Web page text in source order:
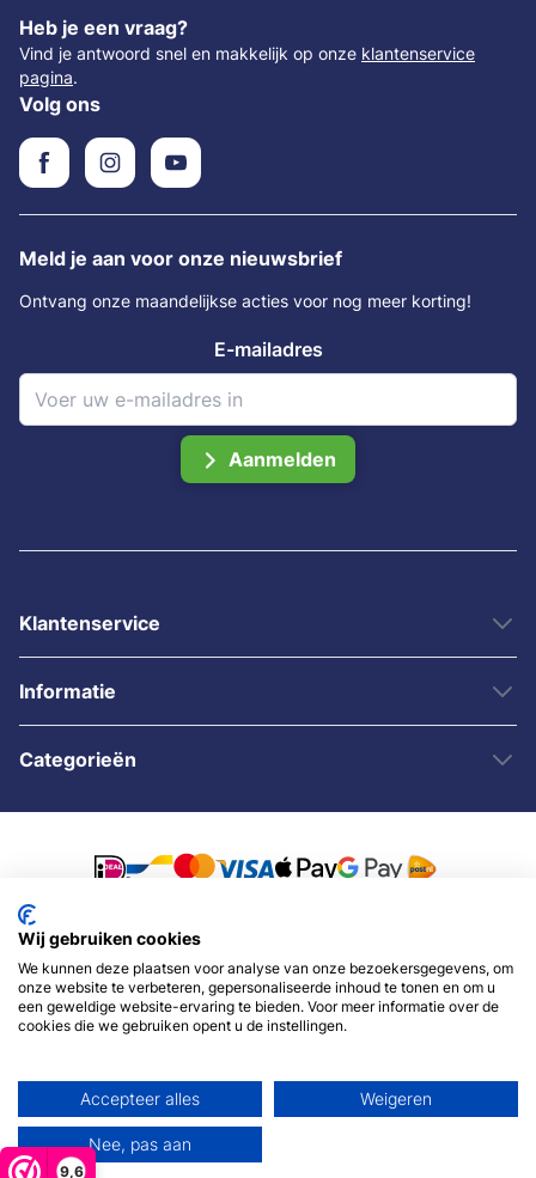
9,6
Heb je een vraag?
Vind je antwoord snel en makkelijk op onze klantenservice
pagina.
Volg ons
Meld je aan voor onze nieuwsbrief
Ontvang onze maandelijkse acties voor nog meer korting!
E-mailadres
Aanmelden
Klantenservice
Informatie
Categorieën
© 2007 - 2026 - Sybshop.nl
Wij gebruiken cookies
We kunnen deze plaatsen voor analyse van onze bezoekersgegevens, om
onze website te verbeteren, gepersonaliseerde inhoud te tonen en om u
een geweldige website-ervaring te bieden. Voor meer informatie over de
cookies die we gebruiken opent u de instellingen.
Accepteer alles Weigeren
Nee, pas aan